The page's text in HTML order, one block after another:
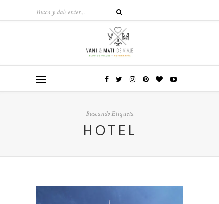
Buscando Etiqueta
HOTEL